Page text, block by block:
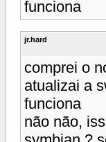
funciona
jr.hard
comprei o
atualizai a
funciona
não não,